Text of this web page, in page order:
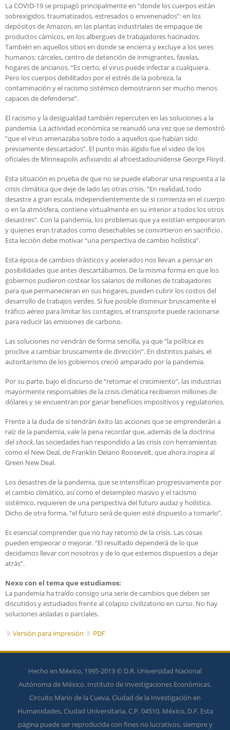
La COVID-19 se propagó principalmente en “donde los cuerpos están
sobrexigidos, traumatizados, estresados o envenenados”: en los
depósitos de Amazon, en las plantas industriales de empaque de
productos cárnicos, en los albergues de trabajadores hacinados.
También en aquellos sitios en donde se encierra y excluye a los seres
humanos: cárceles, centro de detención de inmigrantes, favelas,
hogares de ancianos. “Es cierto, el virus puede infectar a cualquiera.
Pero los cuerpos debilitados por el estrés de la pobreza, la
contaminación y el racismo sistémico demostraron ser mucho menos
capaces de defenderse”.
El racismo y la desigualdad también repercuten en las soluciones a la
pandemia. La actividad económica se reanudó una vez que se demostró
“que el virus amenazaba sobre todo a aquellos que habían sido
previamente descartados”. El punto más álgido fue el video de los
oficiales de Minneapolis asfixiando al afroestadounidense George Floyd.
Esta situación es prueba de que no se puede elaborar una respuesta a la
crisis climática que deje de lado las otras crisis. “En realidad, todo
desastre a gran escala, independientemente de si comienza en el cuerpo
o en la atmósfera, contiene virtualmente en su interior a todos los otros
desastres”. Con la pandemia, los problemas que ya existían empeoraron
y quienes eran tratados como desechables se convirtieron en sacrificio.
Esta lección debe motivar “una perspectiva de cambio holística”.
Esta época de cambios drásticos y acelerados nos llevan a pensar en
posibilidades que antes descartábamos. De la misma forma en que los
gobiernos pudieron costear los salarios de millones de trabajadores
para que permanecieran en sus hogares, pueden cubrir los costos del
desarrollo de trabajos verdes. Si fue posible disminuir bruscamente el
tráfico aéreo para limitar los contagios, el transporte puede racionarse
para reducir las emisiones de carbono.
Las soluciones no vendrán de forma sencilla, ya que “la política es
proclive a cambiar bruscamente de dirección”. En distintos países, el
autoritarismo de los gobiernos creció amparado por la pandemia.
Por su parte, bajo el discurso de “retomar el crecimiento”, las industrias
mayormente responsables de la crisis climática recibieron millones de
dólares y se encuentran por ganar beneficios impositivos y regulatorios.
Frente a la duda de si tendrán éxito las acciones que se emprenderán a
raíz de la pandemia, vale la pena recordar que, además de la doctrina
delshock, las sociedades han respondido a las crisis con herramientas
como el New Deal, de Franklin Delano Roosevelt, que ahora inspira al
Green New Deal.
Los desastres de la pandemia, que se intensifican progresivamente por
el cambio climático, así como el desempleo masivo y el racismo
sistémico, requieren de una perspectiva del futuro audaz y holística.
Dicho de otra forma, “el futuro será de quien esté dispuesto a tomarlo”.
Es esencial comprender que no hay retorno de la crisis. Las cosas
pueden empeorar o mejorar. “El resultado dependerá de lo que
decidamos llevar con nosotros y de lo que estemos dispuestos a dejar
atrás”.
Nexo con el tema que estudiamos:
La pandemia ha traído consigo una serie de cambios que deben ser
discutidos y estudiados frente al colapso civilizatorio en curso. No hay
soluciones aisladas o parciales.
Versión para impresión PDF
Hecho en México, 1995-2013 © D.R. Universidad Nacional
Autónoma de México. Instituto de Investigaciones Económicas.
Circuito Mario de la Cueva, Ciudad de la Investigación en
Humanidades, Ciudad Universitaria, C.P. 04510, México, D.F. Esta
página puede ser reproducida con fines no lucrativos, siempre y